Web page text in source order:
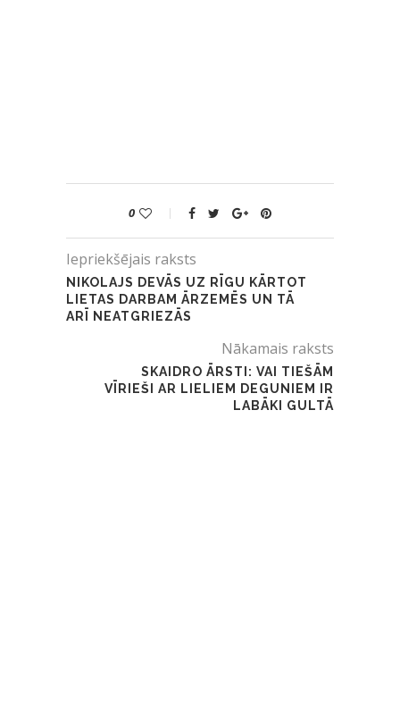
0
Iepriekšējais raksts
NIKOLAJS DEVĀS UZ RĪGU KĀRTOT
LIETAS DARBAM ĀRZEMĒS UN TĀ
ARĪ NEATGRIEZĀS
Nākamais raksts
SKAIDRO ĀRSTI: VAI TIEŠĀM
VĪRIEŠI AR LIELIEM DEGUNIEM IR
LABĀKI GULTĀ